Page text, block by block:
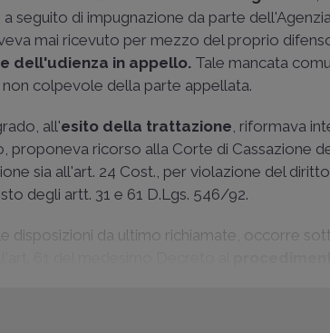
seguito di impugnazione da parte
mai ricevuto per mezzo del proprio
dell'udienza in appello. Tale mancata
colpevole della parte appellata.
all'esito della trattazione, riformava
proponeva ricorso alla Corte di Cassazione
sia all'art. 24 Cost., per violazione del
degli artt. 31 e 61 D.Lgs. 546/92.
disposizioni da ultimo richiamate, occorre